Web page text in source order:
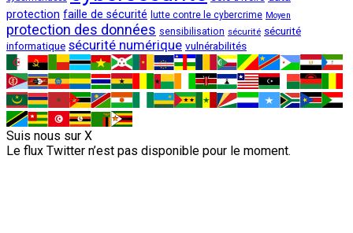
protection faille de sécurité lutte contre le cybercrime Moyen
protection des données sensibilisation sécurité sécurité
informatique sécurité numérique vulnérabilités
Suis nous sur X
Le flux Twitter n’est pas disponible pour le moment.